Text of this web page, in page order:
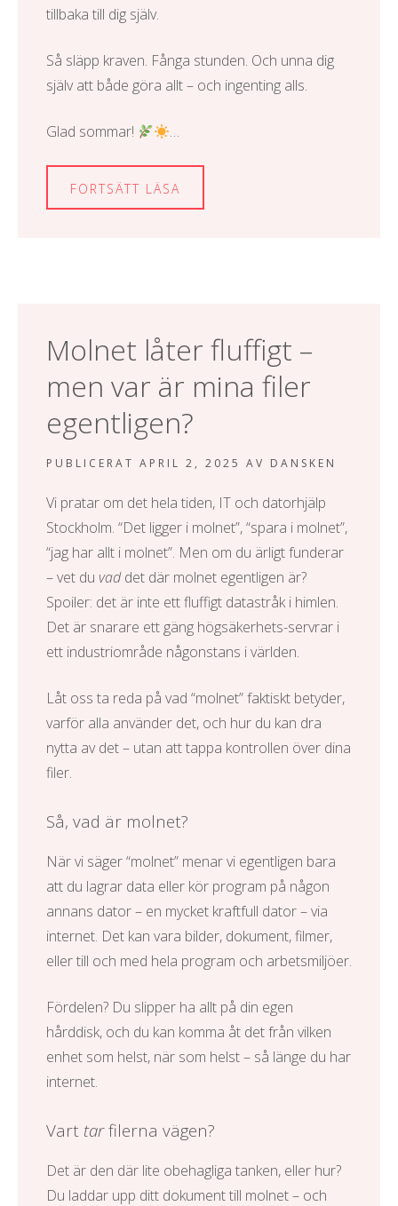
tillbaka till dig själv.
Så släpp kraven. Fånga stunden. Och unna dig
själv att både göra allt – och ingenting alls.
Glad sommar! …
FORTSÄTT LÄSA
Molnet låter fluffigt –
men var är mina filer
egentligen?
PUBLICERAT APRIL 2, 2025 AV DANSKEN
Vi pratar om det hela tiden, IT och datorhjälp
Stockholm. “Det ligger i molnet”, “spara i molnet”,
“jag har allt i molnet”. Men om du ärligt funderar
– vet du vaddet där molnet egentligen är?
Spoiler: det är inte ett fluffigt datastråk i himlen.
Det är snarare ett gäng högsäkerhets-servrar i
ett industriområde någonstans i världen.
Låt oss ta reda på vad “molnet” faktiskt betyder,
varför alla använder det, och hur du kan dra
nytta av det – utan att tappa kontrollen över dina
filer.
Så, vad är molnet?
När vi säger “molnet” menar vi egentligen bara
att du lagrar data eller kör program på någon
annans dator – en mycket kraftfull dator – via
internet. Det kan vara bilder, dokument, filmer,
eller till och med hela program och arbetsmiljöer.
Fördelen? Du slipper ha allt på din egen
hårddisk, och du kan komma åt det från vilken
enhet som helst, när som helst – så länge du har
internet.
Vart tarfilerna vägen?
Det är den där lite obehagliga tanken, eller hur?
Du laddar upp ditt dokument till molnet – och